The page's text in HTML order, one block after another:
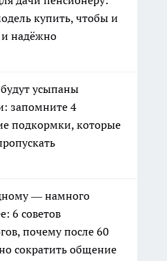
купить, чтобы и
надёжно
усыпаны
запомните 4
подкормки, которые
— намного
6 советов
почему после 60
сократить общение